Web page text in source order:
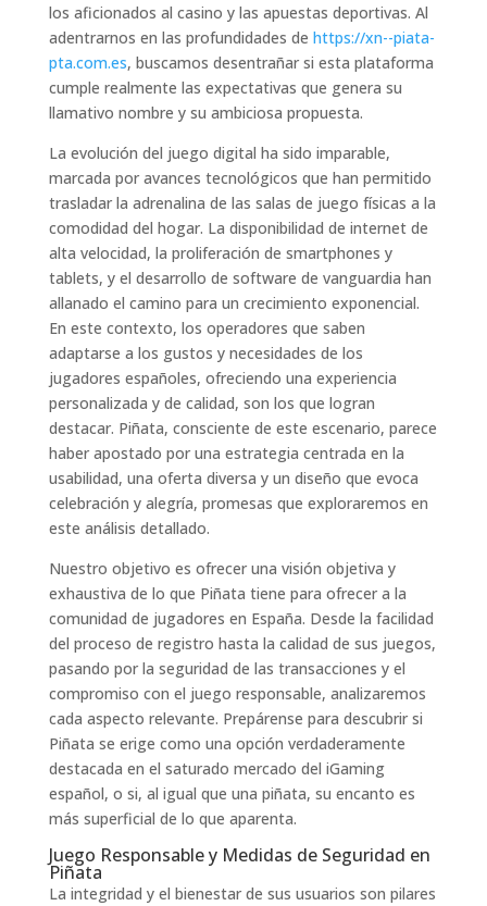
los aficionados al casino y las apuestas deportivas. Al
adentrarnos en las profundidades de https://xn--piata-
pta.com.es, buscamos desentrañar si esta plataforma
cumple realmente las expectativas que genera su
llamativo nombre y su ambiciosa propuesta.
La evolución del juego digital ha sido imparable,
marcada por avances tecnológicos que han permitido
trasladar la adrenalina de las salas de juego físicas a la
comodidad del hogar. La disponibilidad de internet de
alta velocidad, la proliferación de smartphones y
tablets, y el desarrollo de software de vanguardia han
allanado el camino para un crecimiento exponencial.
En este contexto, los operadores que saben
adaptarse a los gustos y necesidades de los
jugadores españoles, ofreciendo una experiencia
personalizada y de calidad, son los que logran
destacar. Piñata, consciente de este escenario, parece
haber apostado por una estrategia centrada en la
usabilidad, una oferta diversa y un diseño que evoca
celebración y alegría, promesas que exploraremos en
este análisis detallado.
Nuestro objetivo es ofrecer una visión objetiva y
exhaustiva de lo que Piñata tiene para ofrecer a la
comunidad de jugadores en España. Desde la facilidad
del proceso de registro hasta la calidad de sus juegos,
pasando por la seguridad de las transacciones y el
compromiso con el juego responsable, analizaremos
cada aspecto relevante. Prepárense para descubrir si
Piñata se erige como una opción verdaderamente
destacada en el saturado mercado del iGaming
español, o si, al igual que una piñata, su encanto es
más superficial de lo que aparenta.
Juego Responsable y Medidas de Seguridad en
Piñata
La integridad y el bienestar de sus usuarios son pilares